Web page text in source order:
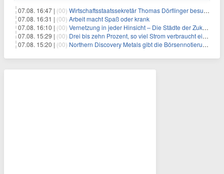
07.08. 16:47 | (00) Wirtschaftsstaatssekretär Thomas Dörflinger besucht Handwerksbetrieb im Kammerbezirk Freiburg
07.08. 16:31 | (00) Arbeit macht Spaß oder krank
07.08. 16:10 | (00) Vernetzung in jeder Hinsicht – Die Städte der Zukunft sind grün-blau
07.08. 15:29 | (00) Drei bis zehn Prozent, so viel Strom verbraucht ein Aufzug im Gebäude
07.08. 15:20 | (00) Northern Discovery Metals gibt die Börsennotierung an der Frankfurter Wertpapierbörse bekannt